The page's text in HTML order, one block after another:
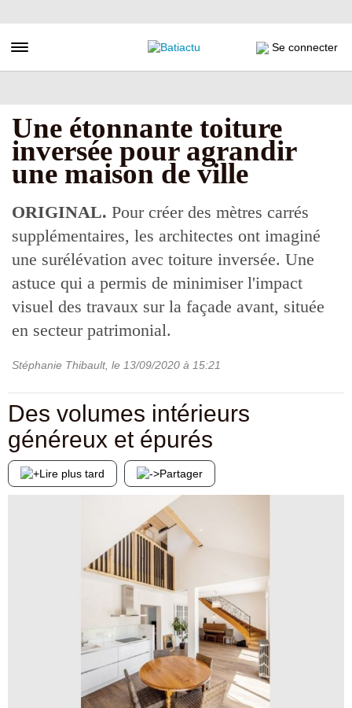
au
principal
Toggle navigation Se connecter
Une étonnante toiture
inversée pour agrandir
une maison de ville
ORIGINAL. Pour créer des mètres carrés
supplémentaires, les architectes ont imaginé
une surélévation avec toiture inversée. Une
astuce qui a permis de minimiser l'impact
visuel des travaux sur la façade avant, située
en secteur patrimonial.
Stéphanie Thibault, le 13/09/2020 à 15:21
Des volumes intérieurs
généreux et épurés
Lire plus tard Partager